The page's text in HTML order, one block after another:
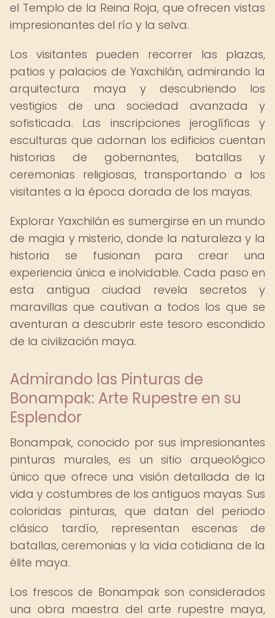
el Templo de la Reina Roja, que ofrecen vistas
impresionantes del río y la selva.
Los visitantes pueden recorrer las plazas,
patios y palacios de Yaxchilán, admirando la
arquitectura maya y descubriendo los
vestigios de una sociedad avanzada y
sofisticada. Las inscripciones jeroglíficas y
esculturas que adornan los edificios cuentan
historias de gobernantes, batallas y
ceremonias religiosas, transportando a los
visitantes a la época dorada de los mayas.
Explorar Yaxchilán es sumergirse en un mundo
de magia y misterio, donde la naturaleza y la
historia se fusionan para crear una
experiencia única e inolvidable. Cada paso en
esta antigua ciudad revela secretos y
maravillas que cautivan a todos los que se
aventuran a descubrir este tesoro escondido
de la civilización maya.
Admirando las Pinturas de
Bonampak: Arte Rupestre en su
Esplendor
Bonampak, conocido por sus impresionantes
pinturas murales, es un sitio arqueológico
único que ofrece una visión detallada de la
vida y costumbres de los antiguos mayas. Sus
coloridas pinturas, que datan del periodo
clásico tardío, representan escenas de
batallas, ceremonias y la vida cotidiana de la
élite maya.
Los frescos de Bonampak son considerados
una obra maestra del arte rupestre maya,